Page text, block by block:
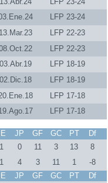
LFP 23-24
13.Mar.23
LFP 22-23
LFP 22-23
03.Abr.19
LFP 18-19
02.Dic.18
LFP 18-19
LFP 17-18
LFP 17-18
JP GF GC PT
Df
1 0 11 3 13
8
1 4 3 11 1
-8
JP GF GC PT
Df